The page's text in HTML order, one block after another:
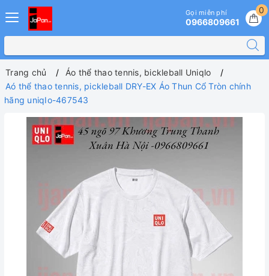
0
Gọi miễn phí
0966809661
Trang chủ
Áo thể thao tennis, bickleball Uniqlo
Aó thể thao tennis, pickleball DRY-EX Áo Thun Cổ Tròn chính
hãng uniqIo-467543